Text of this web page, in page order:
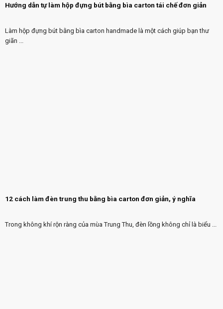
Hướng dẫn tự làm hộp đựng bút bằng bìa carton tái chế đơn giản
Làm hộp đựng bút bằng bìa carton handmade là một cách giúp bạn thư
giãn ...
12 cách làm đèn trung thu bằng bìa carton đơn giản, ý nghĩa
Trong không khí rộn ràng của mùa Trung Thu, đèn lồng không chỉ là biểu ...